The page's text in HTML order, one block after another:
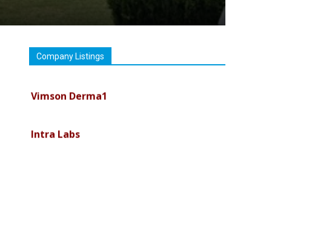
Company Listings